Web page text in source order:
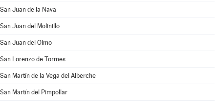
San Juan de la Nava
San Juan del Molinillo
San Juan del Olmo
San Lorenzo de Tormes
San Martín de la Vega del Alberche
San Martín del Pimpollar